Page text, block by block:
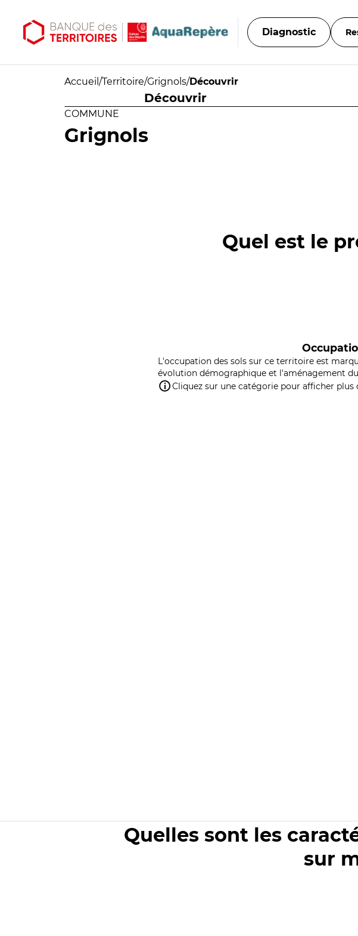
Diagnostic
Accueil /Territoire/Grignols/Découvrir
Découvrir
COMMUNE
Grignols
Quel est le
L'occupation des sols sur ce territoire est
évolution démographique et l'aménagement
Cliquez sur une catégorie pour afficher plus
Quelles sont les
sur